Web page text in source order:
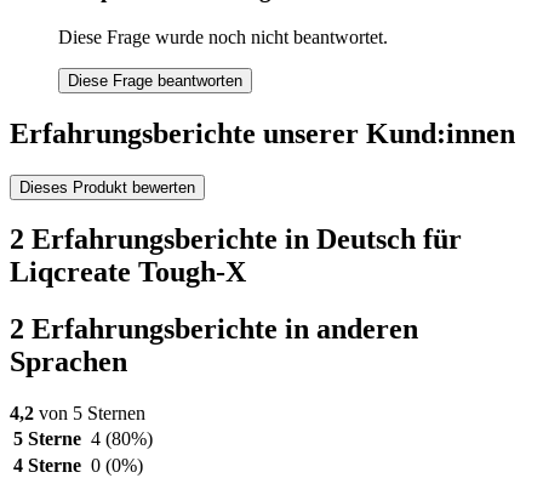
Diese Frage wurde noch nicht beantwortet.
Diese Frage beantworten
Erfahrungsberichte unserer Kund:innen
Dieses Produkt bewerten
2 Erfahrungsberichte in Deutsch für
Liqcreate Tough-X
2 Erfahrungsberichte in anderen
Sprachen
4,2 von 5 Sternen
5 Sterne 4 (80%)
4 Sterne 0 (0%)